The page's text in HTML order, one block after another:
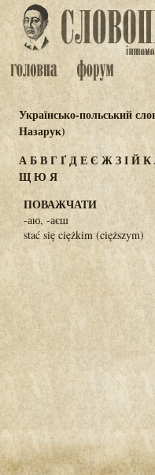
Українсько-польський
Назарук)
АБВГҐДЕЄЖЗІЙК
ЩЮЯ
ПОВАЖЧАТИ
-аю, -аєш
stać się ciężkim (cięższym)